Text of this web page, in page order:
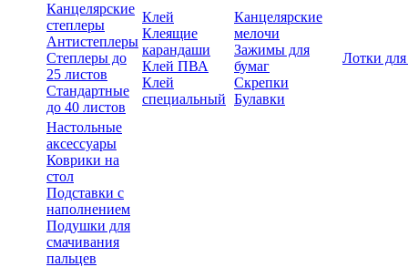
Канцелярские
степлеры
Антистеплеры
Степлеры до
25 листов
Стандартные
до 40 листов
Клей
Клеящие
карандаши
Клей ПВА
Клей
специальный
Канцелярские
мелочи
Зажимы для
бумаг
Скрепки
Булавки
Лотки
Настольные
аксессуары
Коврики на
стол
Подставки с
наполнением
Подушки для
смачивания
пальцев